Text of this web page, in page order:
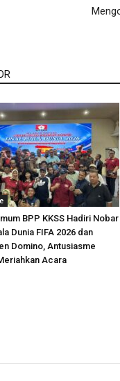
BPP KKSS Hadiri Nobar
Dunia FIFA 2026 dan
Domino, Antusiasme
Acara